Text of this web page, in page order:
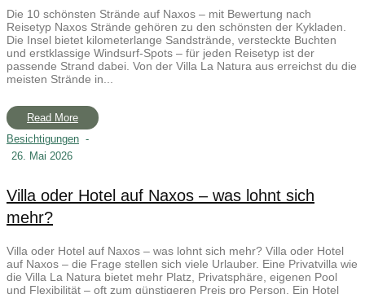
Die 10 schönsten Strände auf Naxos – mit Bewertung nach
Reisetyp Naxos Strände gehören zu den schönsten der Kykladen.
Die Insel bietet kilometerlange Sandstrände, versteckte Buchten
und erstklassige Windsurf-Spots – für jeden Reisetyp ist der
passende Strand dabei. Von der Villa La Natura aus erreichst du die
meisten Strände in...
Read More
Besichtigungen -
26. Mai 2026
Villa oder Hotel auf Naxos – was lohnt sich
mehr?
Villa oder Hotel auf Naxos – was lohnt sich mehr? Villa oder Hotel
auf Naxos – die Frage stellen sich viele Urlauber. Eine Privatvilla wie
die Villa La Natura bietet mehr Platz, Privatsphäre, eigenen Pool
und Flexibilität – oft zum günstigeren Preis pro Person. Ein Hotel